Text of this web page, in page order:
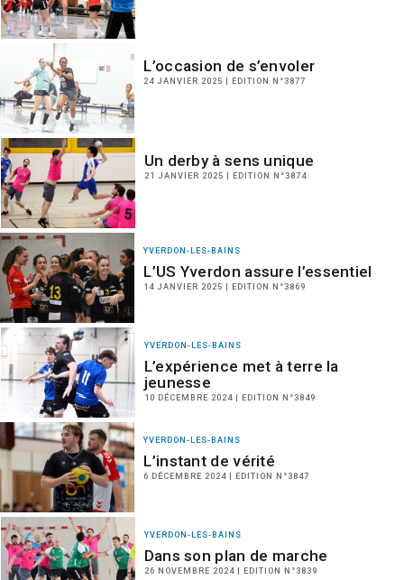
L’occasion de s’envoler
24 JANVIER 2025 | EDITION N°3877
Un derby à sens unique
21 JANVIER 2025 | EDITION N°3874
YVERDON-LES-BAINS
L’US Yverdon assure l’essentiel
14 JANVIER 2025 | EDITION N°3869
YVERDON-LES-BAINS
L’expérience met à terre la
jeunesse
10 DÉCEMBRE 2024 | EDITION N°3849
YVERDON-LES-BAINS
L’instant de vérité
6 DÉCEMBRE 2024 | EDITION N°3847
YVERDON-LES-BAINS
Dans son plan de marche
26 NOVEMBRE 2024 | EDITION N°3839